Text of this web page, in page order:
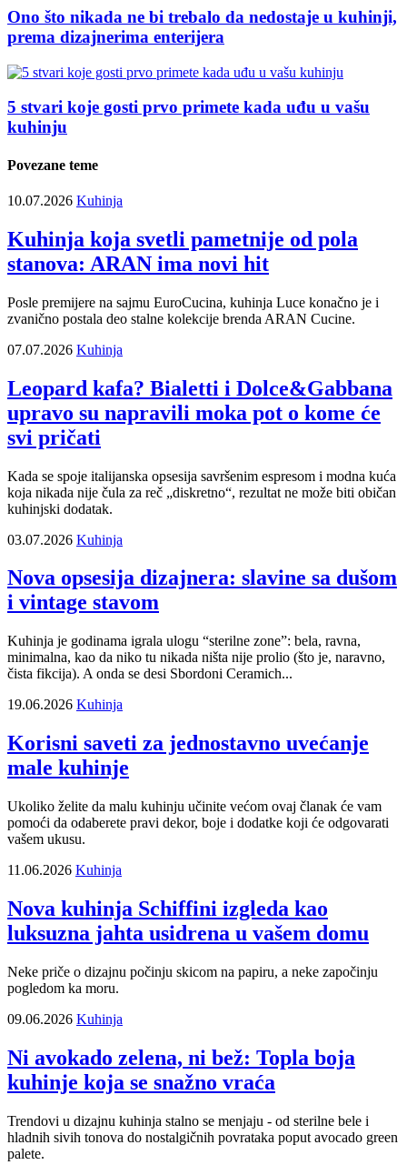
Ono što nikada ne bi trebalo da nedostaje u kuhinji,
prema dizajnerima enterijera
5 stvari koje gosti prvo primete kada uđu u vašu
kuhinju
Povezane teme
10.07.2026 Kuhinja
Kuhinja koja svetli pametnije od pola
stanova: ARAN ima novi hit
Posle premijere na sajmu EuroCucina, kuhinja Luce konačno je i
zvanično postala deo stalne kolekcije brenda ARAN Cucine.
07.07.2026 Kuhinja
Leopard kafa? Bialetti i Dolce&Gabbana
upravo su napravili moka pot o kome će
svi pričati
Kada se spoje italijanska opsesija savršenim espresom i modna kuća
koja nikada nije čula za reč „diskretno“, rezultat ne može biti običan
kuhinjski dodatak.
03.07.2026 Kuhinja
Nova opsesija dizajnera: slavine sa dušom
i vintage stavom
Kuhinja je godinama igrala ulogu “sterilne zone”: bela, ravna,
minimalna, kao da niko tu nikada ništa nije prolio (što je, naravno,
čista fikcija). A onda se desi Sbordoni Ceramich...
19.06.2026 Kuhinja
Korisni saveti za jednostavno uvećanje
male kuhinje
Ukoliko želite da malu kuhinju učinite većom ovaj članak će vam
pomoći da odaberete pravi dekor, boje i dodatke koji će odgovarati
vašem ukusu.
11.06.2026 Kuhinja
Nova kuhinja Schiffini izgleda kao
luksuzna jahta usidrena u vašem domu
Neke priče o dizajnu počinju skicom na papiru, a neke započinju
pogledom ka moru.
09.06.2026 Kuhinja
Ni avokado zelena, ni bež: Topla boja
kuhinje koja se snažno vraća
Trendovi u dizajnu kuhinja stalno se menjaju - od sterilne bele i
hladnih sivih tonova do nostalgičnih povrataka poput avocado green
palete.